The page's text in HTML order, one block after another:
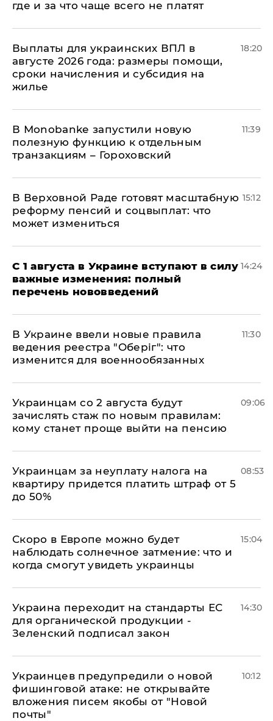
где и за что чаще всего не платят
Выплаты для украинских ВПЛ в
августе 2026 года: размеры помощи,
сроки начисления и субсидия на
жилье
18:20
В Мonobankе запустили новую
полезную функцию к отдельным
транзакциям – Гороховский
11:39
В Верховной Раде готовят масштабную
реформу пенсий и соцвыплат: что
может измениться
15:12
С 1 августа в Украине вступают в силу
важные изменения: полный
перечень нововведений
14:24
В Украине ввели новые правила
ведения реестра "Оберіг": что
изменится для военнообязанных
11:30
Украинцам со 2 августа будут
зачислять стаж по новым правилам:
кому станет проще выйти на пенсию
09:06
Украинцам за неуплату налога на
квартиру придется платить штраф от 5
до 50%
08:53
Скоро в Европе можно будет
наблюдать солнечное затмение: что и
когда смогут увидеть украинцы
15:04
Украина переходит на стандарты ЕС
для органической продукции -
Зеленский подписал закон
14:30
Украинцев предупредили о новой
фишинговой атаке: не открывайте
вложения писем якобы от "Новой
почты"
10:12